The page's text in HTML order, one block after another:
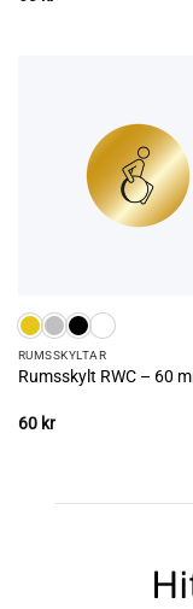
RUMS­SKYLTAR
Rumsskylt RWC – 60
60 kr